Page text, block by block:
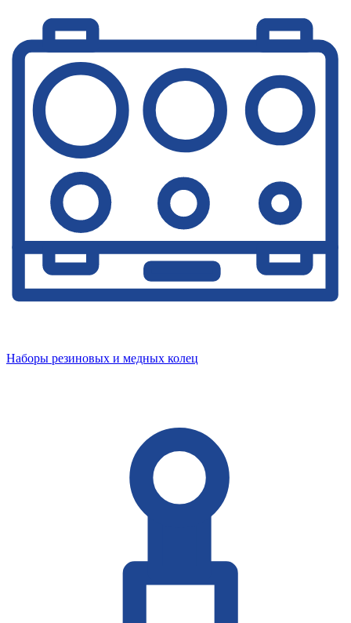
Наборы резиновых и медных колец